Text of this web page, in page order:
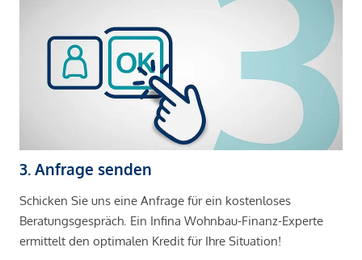
3. Anfrage senden
Schicken Sie uns eine Anfrage für ein kostenloses
Beratungsgespräch. Ein Infina Wohnbau-Finanz-Experte
ermittelt den optimalen Kredit für Ihre Situation!